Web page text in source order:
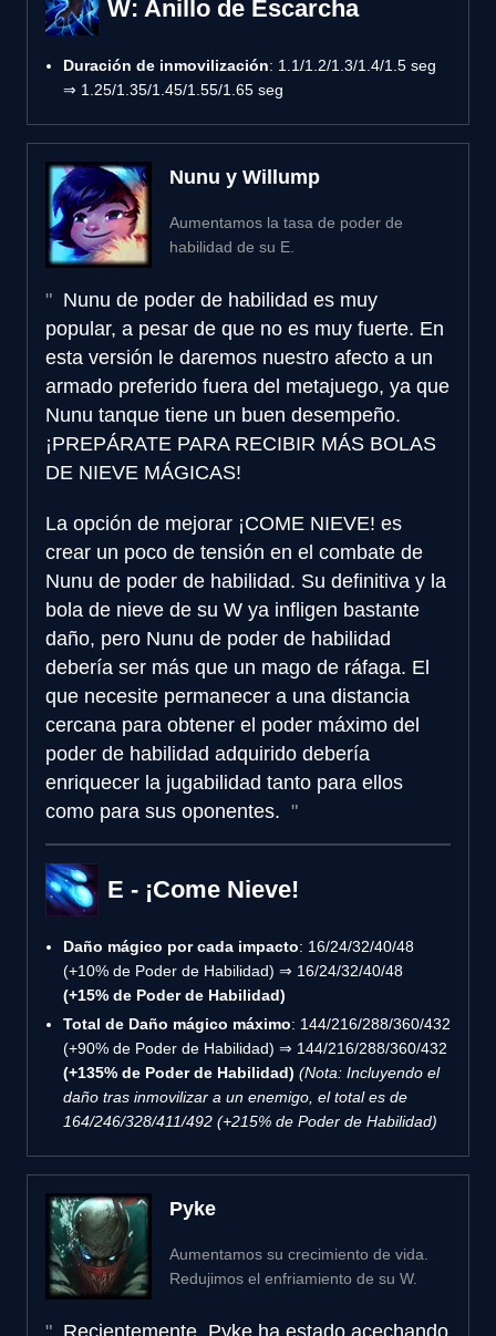
W: Anillo de Escarcha
Duración de inmovilización: 1.1/1.2/1.3/1.4/1.5 seg
⇒ 1.25/1.35/1.45/1.55/1.65 seg
Nunu y Willump
Aumentamos la tasa de poder de
habilidad de su E.
Nunu de poder de habilidad es muy
popular, a pesar de que no es muy fuerte. En
esta versión le daremos nuestro afecto a un
armado preferido fuera del metajuego, ya que
Nunu tanque tiene un buen desempeño.
¡PREPÁRATE PARA RECIBIR MÁS BOLAS
DE NIEVE MÁGICAS!
La opción de mejorar ¡COME NIEVE! es
crear un poco de tensión en el combate de
Nunu de poder de habilidad. Su definitiva y la
bola de nieve de su W ya infligen bastante
daño, pero Nunu de poder de habilidad
debería ser más que un mago de ráfaga. El
que necesite permanecer a una distancia
cercana para obtener el poder máximo del
poder de habilidad adquirido debería
enriquecer la jugabilidad tanto para ellos
como para sus oponentes.
E - ¡Come Nieve!
Daño mágico por cada impacto: 16/24/32/40/48
(+10% de Poder de Habilidad) ⇒ 16/24/32/40/48
(+15% de Poder de Habilidad)
Total de Daño mágico máximo: 144/216/288/360/432
(+90% de Poder de Habilidad) ⇒ 144/216/288/360/432
(+135% de Poder de Habilidad) (Nota: Incluyendo el
daño tras inmovilizar a un enemigo, el total es de
164/246/328/411/492 (+215% de Poder de Habilidad)
Pyke
Aumentamos su crecimiento de vida.
Redujimos el enfriamiento de su W.
Recientemente, Pyke ha estado acechando